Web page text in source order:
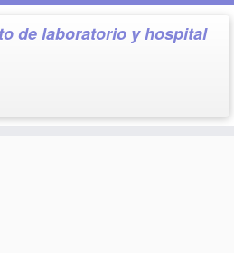
de laboratorio y hospital